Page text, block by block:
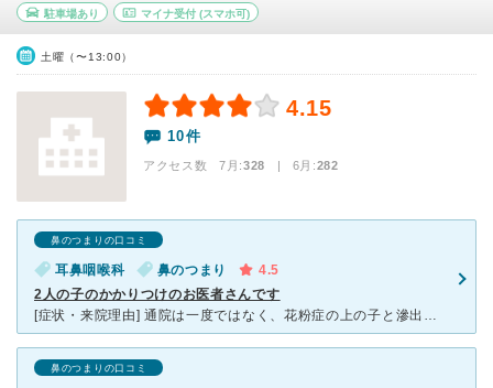
駐車場あり マイナ受付(スマホ可)
土曜（〜13:00）
4.15
10件
アクセス数 7月:328 | 6月:282
鼻のつまりの口コミ
耳鼻咽喉科 鼻のつまり
4.5
2人の子のかかりつけのお医者さんです
[症状・来院理由] 通院は一度ではなく、花粉症の上の子と滲出性中耳炎などで下の子とを定期的に通わせていました。 口コミで評判が良いと上の子の幼稚園の同級生のお母さんから聞き、野々市市が石川郡野々市
鼻のつまりの口コミ